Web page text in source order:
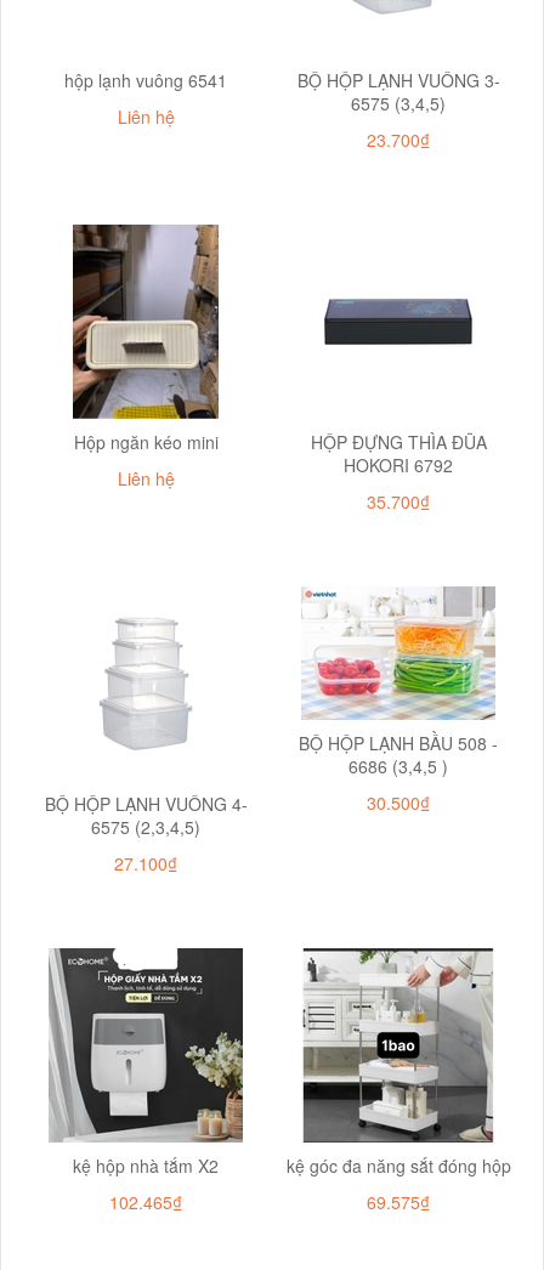
hộp lạnh vuông 6541
Liên hệ
BỘ HỘP LẠNH VUÔNG 3-
6575 (3,4,5)
23.700₫
Hộp ngăn kéo mini
Liên hệ
HỘP ĐỰNG THÌA ĐŨA
HOKORI 6792
35.700₫
BỘ HỘP LẠNH VUÔNG 4-
6575 (2,3,4,5)
27.100₫
BỘ HỘP LẠNH BẦU 508 -
6686 (3,4,5 )
30.500₫
kệ hộp nhà tắm X2
102.465₫
kệ góc đa năng sắt đóng hộp
69.575₫